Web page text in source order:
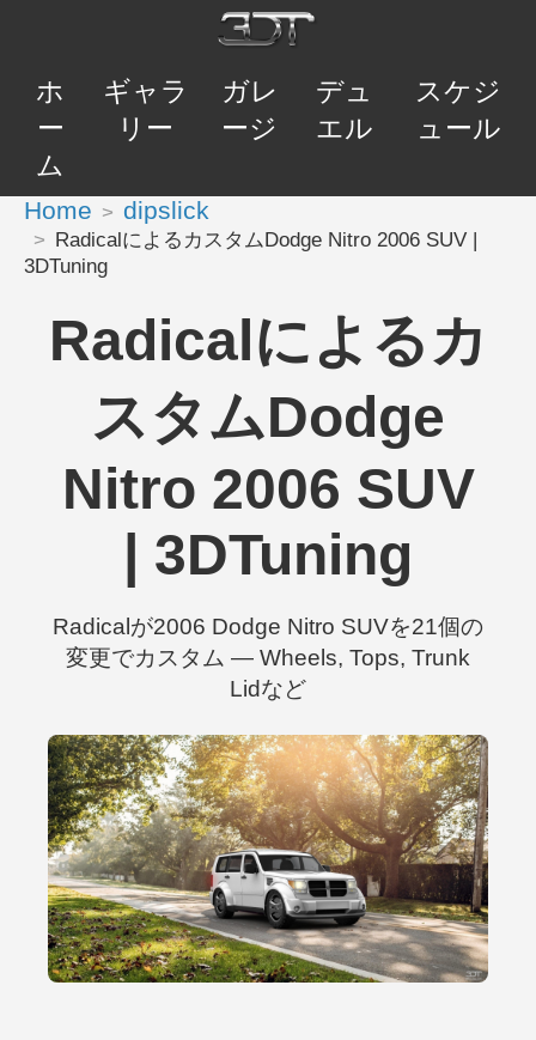
ホ
ー
ム
ギャラ
リー
ガレ
ージ
デュ
エル
スケジ
ュール
Home dipslick
RadicalによるカスタムDodge Nitro 2006 SUV |
3DTuning
Radicalによるカ
スタムDodge
Nitro 2006 SUV
| 3DTuning
Radicalが2006 Dodge Nitro SUVを21個の
変更でカスタム — Wheels, Tops, Trunk
Lidなど